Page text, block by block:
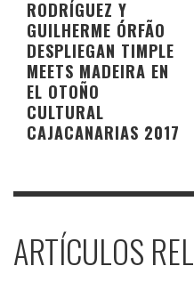
RODRÍGUEZ Y
GUILHERME ÓRFÃO
DESPLIEGAN TIMPLE
MEETS MADEIRA EN
EL OTOÑO
CULTURAL
CAJACANARIAS 2017
ARTÍCULOS